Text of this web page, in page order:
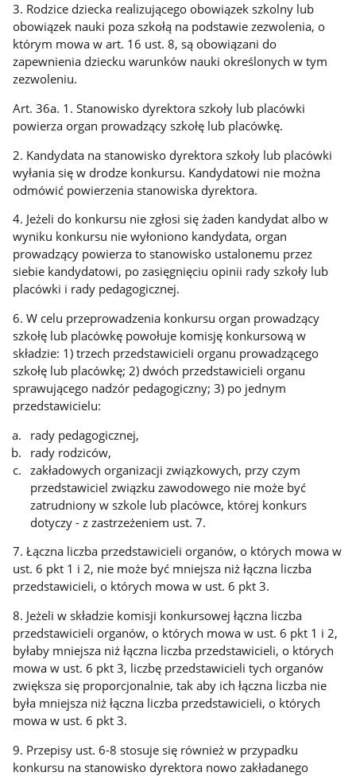
3. Rodzice dziecka realizującego obowiązek szkolny lub
obowiązek nauki poza szkołą na podstawie zezwolenia, o
którym mowa w art. 16 ust. 8, są obowiązani do
zapewnienia dziecku warunków nauki określonych w tym
zezwoleniu.
Art. 36a. 1. Stanowisko dyrektora szkoły lub placówki
powierza organ prowadzący szkołę lub placówkę.
2. Kandydata na stanowisko dyrektora szkoły lub placówki
wyłania się w drodze konkursu. Kandydatowi nie można
odmówić powierzenia stanowiska dyrektora.
4. Jeżeli do konkursu nie zgłosi się żaden kandydat albo w
wyniku konkursu nie wyłoniono kandydata, organ
prowadzący powierza to stanowisko ustalonemu przez
siebie kandydatowi, po zasięgnięciu opinii rady szkoły lub
placówki i rady pedagogicznej.
6. W celu przeprowadzenia konkursu organ prowadzący
szkołę lub placówkę powołuje komisję konkursową w
składzie: 1) trzech przedstawicieli organu prowadzącego
szkołę lub placówkę; 2) dwóch przedstawicieli organu
sprawującego nadzór pedagogiczny; 3) po jednym
przedstawicielu:
rady pedagogicznej,
rady rodziców,
zakładowych organizacji związkowych, przy czym
przedstawiciel związku zawodowego nie może być
zatrudniony w szkole lub placówce, której konkurs
dotyczy - z zastrzeżeniem ust. 7.
7. Łączna liczba przedstawicieli organów, o których mowa w
ust. 6 pkt 1 i 2, nie może być mniejsza niż łączna liczba
przedstawicieli, o których mowa w ust. 6 pkt 3.
8. Jeżeli w składzie komisji konkursowej łączna liczba
przedstawicieli organów, o których mowa w ust. 6 pkt 1 i 2,
byłaby mniejsza niż łączna liczba przedstawicieli, o których
mowa w ust. 6 pkt 3, liczbę przedstawicieli tych organów
zwiększa się proporcjonalnie, tak aby ich łączna liczba nie
była mniejsza niż łączna liczba przedstawicieli, o których
mowa w ust. 6 pkt 3.
9. Przepisy ust. 6-8 stosuje się również w przypadku
konkursu na stanowisko dyrektora nowo zakładanego